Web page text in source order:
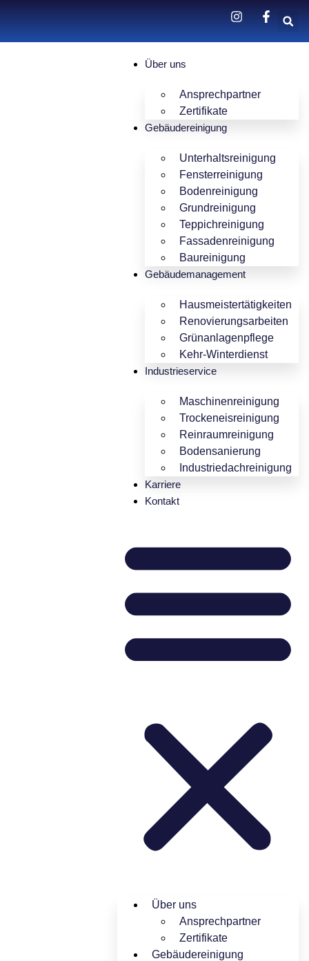
Über uns
Ansprechpartner
Zertifikate
Gebäudereinigung
Unterhaltsreinigung
Fensterreinigung
Bodenreinigung
Grundreinigung
Teppichreinigung
Fassadenreinigung
Baureinigung
Gebäudemanagement
Hausmeistertätigkeiten
Renovierungsarbeiten
Grünanlagenpflege
Kehr-Winterdienst
Industrieservice
Maschinenreinigung
Trockeneisreinigung
Reinraumreinigung
Bodensanierung
Industriedachreinigung
Karriere
Kontakt
Über uns
Ansprechpartner
Zertifikate
Gebäudereinigung